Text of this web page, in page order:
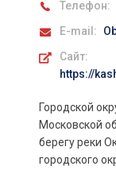
Телефон:
E-mail:
Сайт:
https://
Городской
Московской
берегу реки
городского